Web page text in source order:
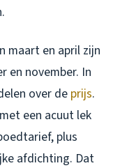
maart en april zijn
en november. In
over de prijs.
een acuut lek
plus
afdichting. Dat